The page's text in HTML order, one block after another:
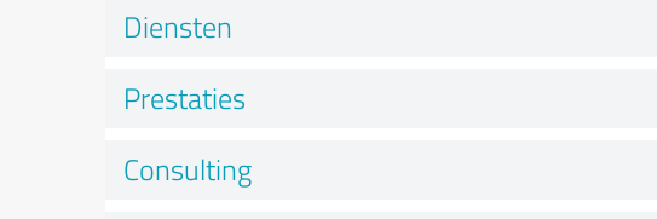
Diensten
Prestaties
Consulting